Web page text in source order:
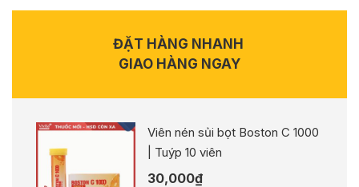
ĐẶT HÀNG NHANH
GIAO HÀNG NGAY
Viên nén sủi bọt Boston C 1000
| Tuýp 10 viên
30,000₫